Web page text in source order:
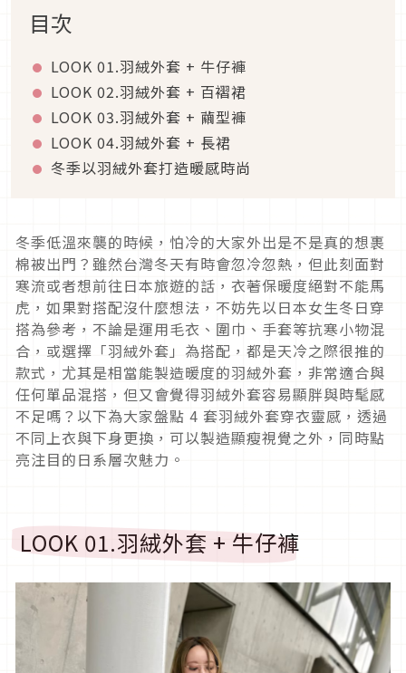
目次
LOOK 01.羽絨外套 + 牛仔褲
LOOK 02.羽絨外套 + 百褶裙
LOOK 03.羽絨外套 + 繭型褲
LOOK 04.羽絨外套 + 長裙
冬季以羽絨外套打造暖感時尚
冬季低溫來襲的時候，怕冷的大家外出是不是真的想裹
棉被出門？雖然台灣冬天有時會忽冷忽熱，但此刻面對
寒流或者想前往日本旅遊的話，衣著保暖度絕對不能馬
虎，如果對搭配沒什麼想法，不妨先以日本女生冬日穿
搭為參考，不論是運用毛衣、圍巾、手套等抗寒小物混
合，或選擇「羽絨外套」為搭配，都是天冷之際很推的
款式，尤其是相當能製造暖度的羽絨外套，非常適合與
任何單品混搭，但又會覺得羽絨外套容易顯胖與時髦感
不足嗎？以下為大家盤點 4 套羽絨外套穿衣靈感，透過
不同上衣與下身更換，可以製造顯瘦視覺之外，同時點
亮注目的日系層次魅力。
LOOK 01.羽絨外套+牛仔褲